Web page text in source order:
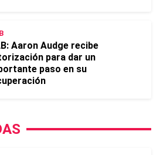
Aaron Audge recibe
para dar un
paso en su